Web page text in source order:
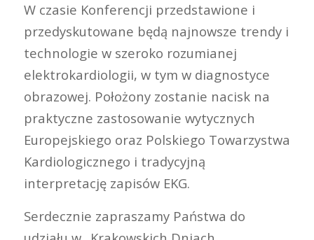
W czasie Konferencji przedstawione i
przedyskutowane będą najnowsze trendy i
technologie w szeroko rozumianej
elektrokardiologii, w tym w diagnostyce
obrazowej. Położony zostanie nacisk na
praktyczne zastosowanie wytycznych
Europejskiego oraz Polskiego Towarzystwa
Kardiologicznego i tradycyjną
interpretację zapisów EKG.
Serdecznie zapraszamy Państwa do